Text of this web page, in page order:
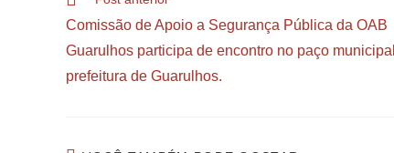
Comissão de Apoio a Segurança Pública da OAB
Guarulhos participa de encontro no paço
prefeitura de Guarulhos.